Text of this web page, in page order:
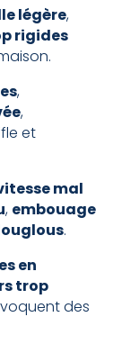
légère,
rigides
,
,
et
mal
, embouage
.
en
trop
des